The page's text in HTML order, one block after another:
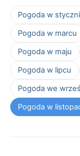
Pogoda w
Pogoda w marcu
Pogoda w maju
Pogoda w lipcu
Pogoda we
Pogoda w